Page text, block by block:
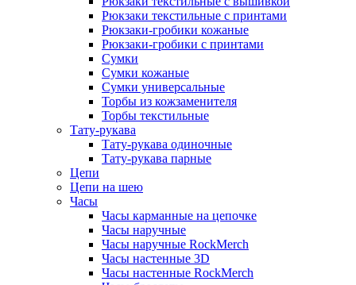
Рюкзаки текстильные с принтами
Рюкзаки-гробики кожаные
Рюкзаки-гробики с принтами
Сумки
Сумки кожаные
Сумки универсальные
Торбы из кожзаменителя
Торбы текстильные
Тату-рукава
Тату-рукава одиночные
Тату-рукава парные
Цепи
Цепи на шею
Часы
Часы карманные на цепочке
Часы наручные
Часы наручные RockMerch
Часы настенные 3D
Часы настенные RockMerch